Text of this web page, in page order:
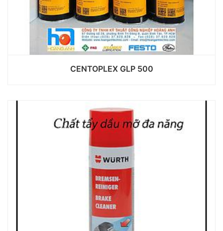
CENTOPLEX GLP 500